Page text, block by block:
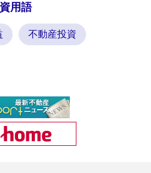
用語
不動産投資